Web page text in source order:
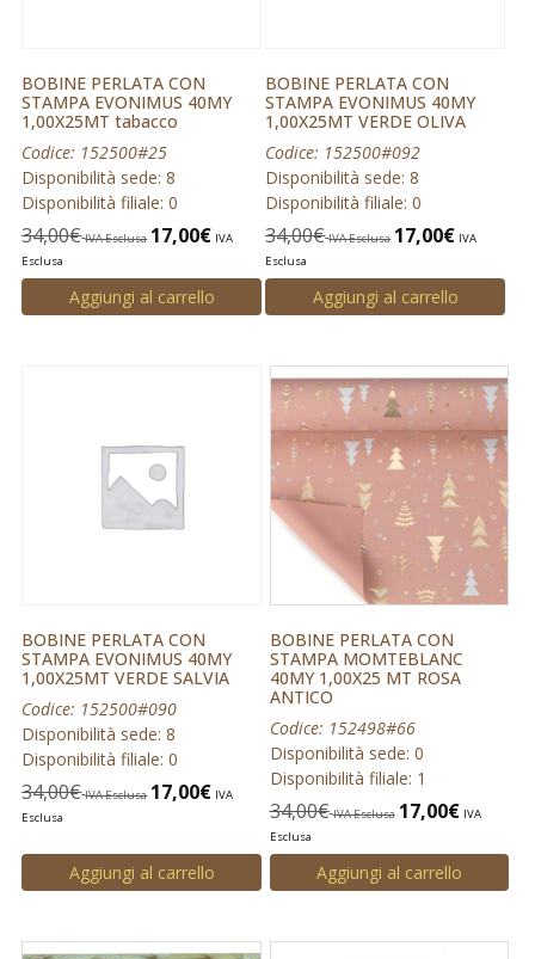
BOBINE PERLATA CON
STAMPA EVONIMUS 40MY
1,00X25MT tabacco
Codice: 152500#25
Disponibilità sede: 8
Disponibilità filiale: 0
34,00€ IVA Esclusa 17,00€ IVA
Esclusa
Aggiungi al carrello
BOBINE PERLATA CON
STAMPA EVONIMUS 40MY
1,00X25MT VERDE OLIVA
Codice: 152500#092
Disponibilità sede: 8
Disponibilità filiale: 0
34,00€ IVA Esclusa 17,00€ IVA
Esclusa
Aggiungi al carrello
BOBINE PERLATA CON
STAMPA EVONIMUS 40MY
1,00X25MT VERDE SALVIA
Codice: 152500#090
Disponibilità sede: 8
Disponibilità filiale: 0
34,00€ IVA Esclusa 17,00€ IVA
Esclusa
Aggiungi al carrello
BOBINE PERLATA CON
STAMPA MOMTEBLANC
40MY 1,00X25 MT ROSA
ANTICO
Codice: 152498#66
Disponibilità sede: 0
Disponibilità filiale: 1
34,00€ IVA Esclusa 17,00€ IVA
Esclusa
Aggiungi al carrello